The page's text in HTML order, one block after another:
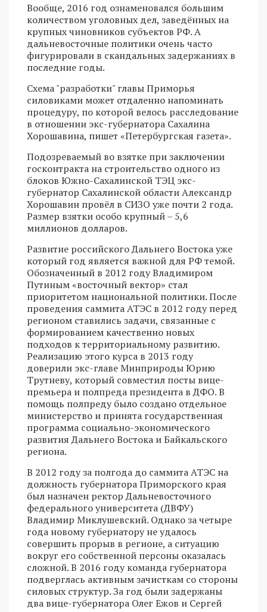
Вообще, 2016 год ознаменовался большим
количеством уголовных дел, заведённых на
крупных чиновников субъектов РФ. А
дальневосточные политики очень часто
фигурировали в скандальных задержаниях в
последние годы.
Схема "разработки" главы Приморья
силовиками может отдаленно напоминать
процедуру, по которой велось расследование
в отношении экс-губернатора Сахалина
Хорошавина, пишет «Петербургская газета».
Подозреваемый во взятке при заключении
госконтракта на строительство одного из
блоков Южно-Сахалинской ТЭЦ экс-
губернатор Сахалинской области Александр
Хорошавин провёл в СИЗО уже почти 2 года.
Размер взятки особо крупный – 5,6
миллионов долларов.
Развитие российского Дальнего Востока уже
который год является важной для РФ темой.
Обозначенный в 2012 году Владимиром
Путиным «восточный вектор» стал
приоритетом национальной политики. После
проведения саммита АТЭС в 2012 году перед
регионом ставились задачи, связанные с
формированием качественно новых
подходов к территориальному развитию.
Реализацию этого курса в 2013 году
доверили экс-главе Минприроды Юрию
Трутневу, который совместил посты вице-
премьера и полпреда президента в ДФО. В
помощь полпреду было создано отдельное
министерство и принята государственная
программа социально-экономического
развития Дальнего Востока и Байкальского
региона.
В 2012 году за полгода до саммита АТЭС на
должность губернатора Приморского края
был назначен ректор Дальневосточного
федерального университета (ДВФУ)
Владимир Миклушевский. Однако за четыре
года новому губернатору не удалось
совершить прорыв в регионе, а ситуацию
вокруг его собственной персоны оказалась
сложной. В 2016 году команда губернатора
подверглась активным зачисткам со стороны
силовых структур. За год были задержаны
два вице-губернатора Олег Ежов и Сергей